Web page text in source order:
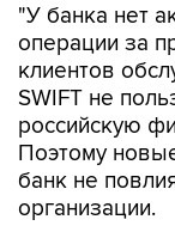
"У банка нет
операции за
клиентов
SWIFT не
российскую
Поэтому
банк не
организации.